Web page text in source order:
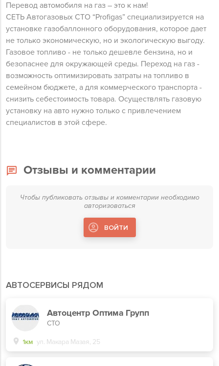
Перевод автомобиля на газ – это к нам!
СЕТЬ Автогазовых СТО “Profigas” специализируется на
установке газобаллонного оборудования, которое дает
не только экономическую, но и экологическую выгоду.
Газовое топливо - не только дешевле бензина, но и
безопаснее для окружающей среды. Переход на газ -
возможность оптимизировать затраты на топливо в
семейном бюджете, а для коммерческого транспорта -
снизить себестоимость товара. Осуществлять газовую
установку на авто нужно только с привлечением
специалистов в этой сфере.
АВТОСЕРВИСЫ РЯДОМ
Автоцентр Оптима Групп
СТО
1км ул. Макара Мазая, 25
Отзывы и комментарии
Чтобы публиковать отзывы и комментарии необходимо
авторизоваться
ВОЙТИ